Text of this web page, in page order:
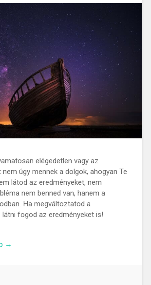
elégedetlen vagy az
úgy mennek a dolgok, ahogyan Te
látod az eredményeket, nem
nem benned van, hanem a
Ha megváltoztatod a
fogod az eredményeket is!
→